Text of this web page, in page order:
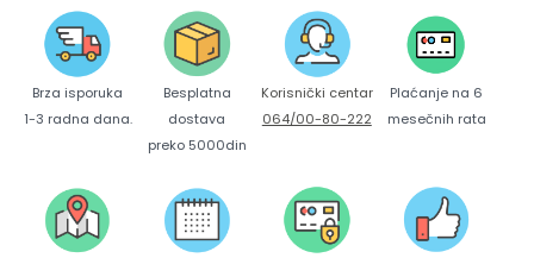
Brza isporuka
1-3 radna dana.
Besplatna
dostava
preko 5000din
Korisnički centar
064/00-80-222
Plaćanje na 6
mesečnih rata